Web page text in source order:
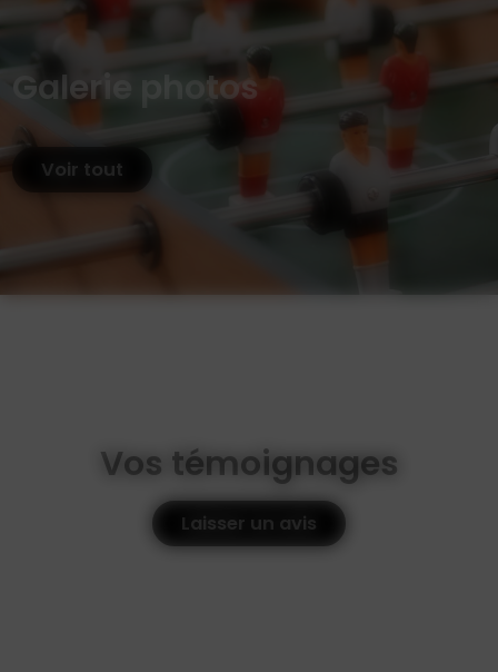
Galerie photos
Voir tout
Vos témoignages
Laisser un avis